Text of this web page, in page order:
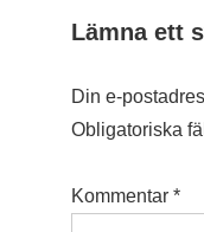
Lämna ett
Din e-
Obligatoriska
Kommentar *